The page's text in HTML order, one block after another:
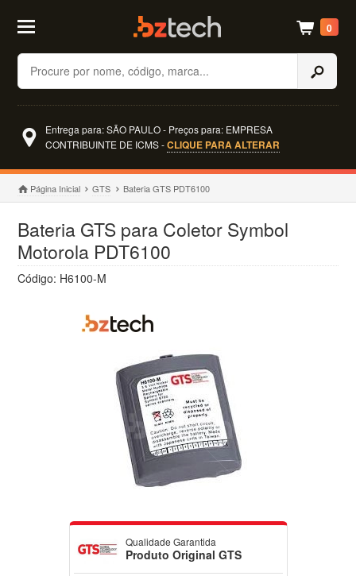
Buscar
0
Entrega para: SÃO PAULO - Preços para: EMPRESA
CONTRIBUINTE DE ICMS -CLIQUE PARA ALTERAR
Página Inicial GTS Bateria GTS PDT6100
Bateria GTS para Coletor Symbol
Motorola PDT6100
Código: H6100-M
Qualidade Garantida
Produto Original GTS